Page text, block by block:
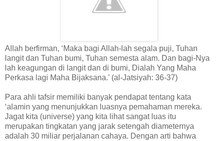
Allah berfirman, ‘Maka bagi Allah-lah segala puji, Tuhan
langit dan Tuhan bumi, Tuhan semesta alam. Dan bagi-Nya
lah keagungan di langit dan di bumi, Dialah Yang Maha
Perkasa lagi Maha Bijaksana.’ (al-Jatsiyah: 36-37)
Para ahli tafsir memiliki banyak pendapat tentang kata
‘alamin yang menunjukkan luasnya pemahaman mereka.
Jagat kita (universe) yang kita lihat sangat luas itu
merupakan tingkatan yang jarak setengah diameternya
adalah 30 miliar perjalanan cahaya. Dengan arti bahwa